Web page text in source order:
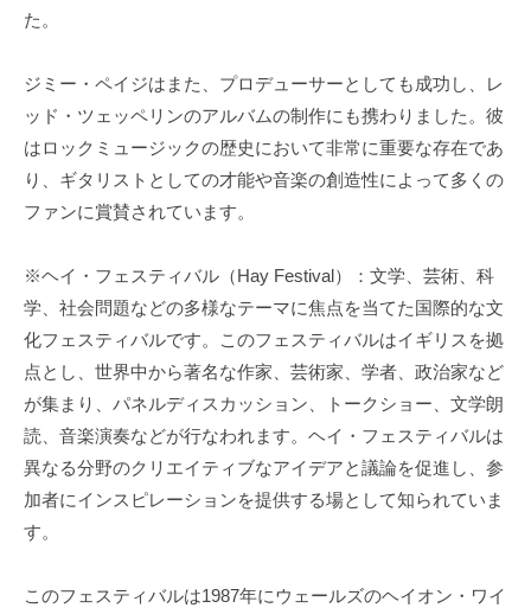
た。
ジミー・ペイジはまた、プロデューサーとしても成功し、レ
ッド・ツェッペリンのアルバムの制作にも携わりました。彼
はロックミュージックの歴史において非常に重要な存在であ
り、ギタリストとしての才能や音楽の創造性によって多くの
ファンに賞賛されています。
※ヘイ・フェスティバル（Hay Festival）：文学、芸術、科
学、社会問題などの多様なテーマに焦点を当てた国際的な文
化フェスティバルです。このフェスティバルはイギリスを拠
点とし、世界中から著名な作家、芸術家、学者、政治家など
が集まり、パネルディスカッション、トークショー、文学朗
読、音楽演奏などが行なわれます。ヘイ・フェスティバルは
異なる分野のクリエイティブなアイデアと議論を促進し、参
加者にインスピレーションを提供する場として知られていま
す。
このフェスティバルは1987年にウェールズのヘイオン・ワイ